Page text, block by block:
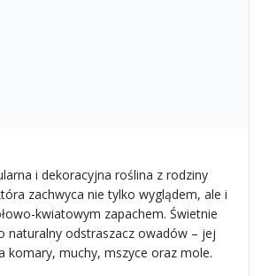
i dekoracyjna roślina z rodziny
zachwyca nie tylko wyglądem, ale i
kwiatowym zapachem. Świetnie
naturalny odstraszacz owadów – jej
komary, muchy, mszyce oraz mole.